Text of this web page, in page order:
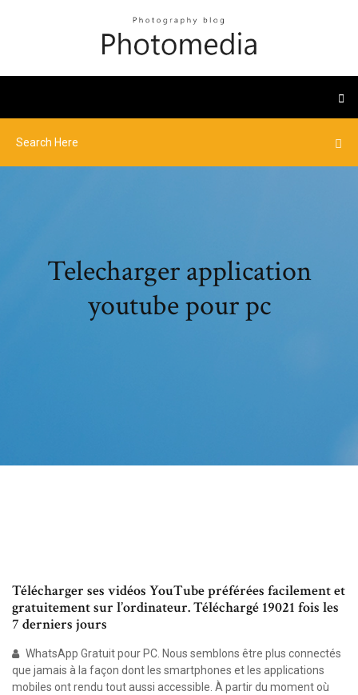
Telecharger application
youtube pour pc
Télécharger ses vidéos YouTube préférées facilement et
gratuitement sur l’ordinateur. Téléchargé 19021 fois les
7 derniers jours
WhatsApp Gratuit pour PC. Nous semblons être plus connectés
que jamais à la façon dont les smartphones et les applications
mobiles ont rendu tout aussi accessible. À partir du moment où